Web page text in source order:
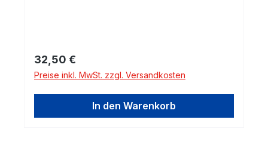
Regulärer Preis:
32,50 €
Preise inkl. MwSt. zzgl. Versandkosten
In den Warenkorb